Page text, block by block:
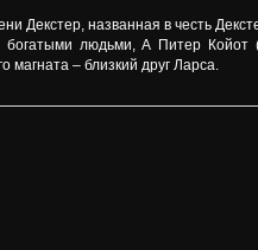
Декстер, названная в честь
богатыми людьми, А Питер Койот
магната – близкий друг Ларса.